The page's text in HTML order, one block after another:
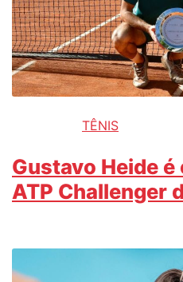
TÊNIS
Gustavo Heide é
ATP Challenger